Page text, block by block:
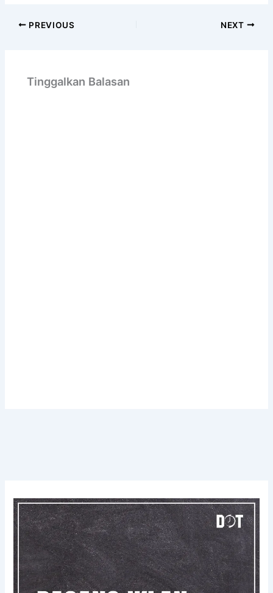
PREVIOUS NEXT
Tinggalkan Balasan